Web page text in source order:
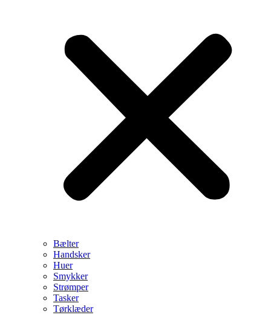
Bælter
Handsker
Huer
Smykker
Strømper
Tasker
Tørklæder